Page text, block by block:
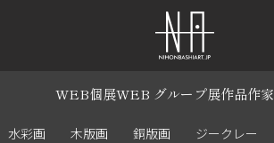
WEB個展WEB グループ展作品作家
水彩画 木版画 銅版画 ジークレー